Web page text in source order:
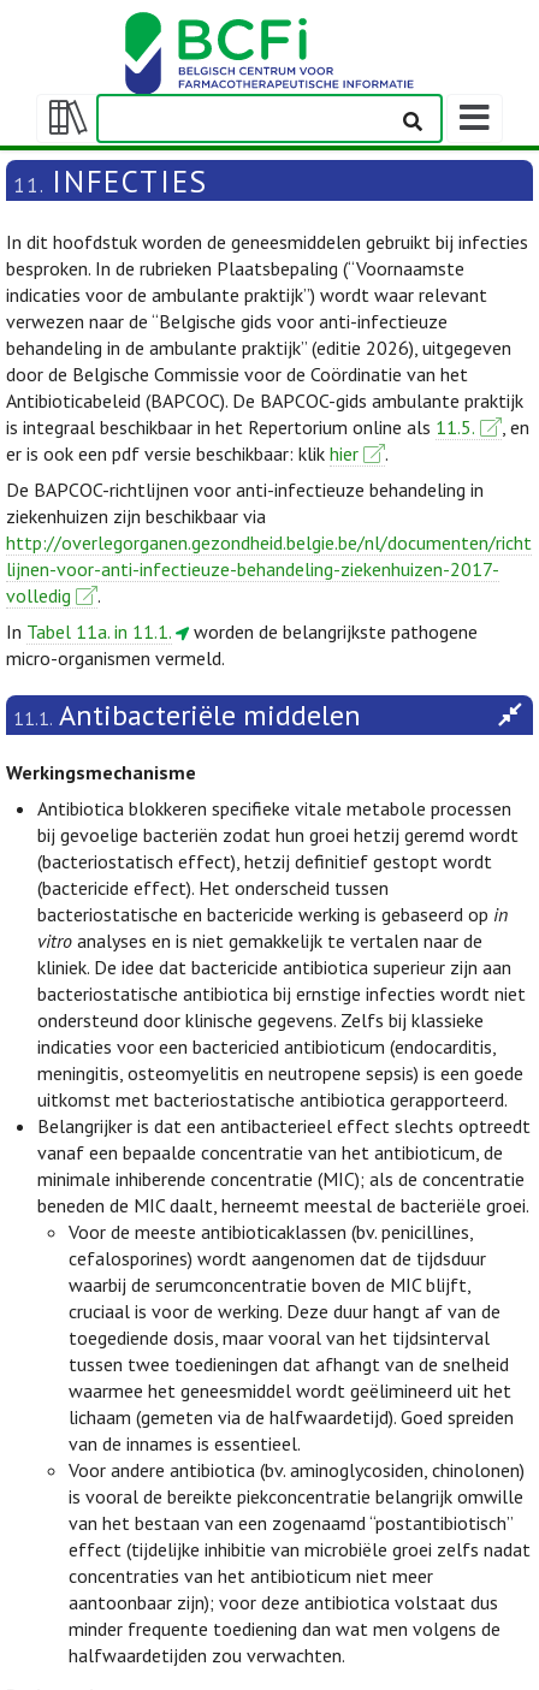
Weergeven/verbergen
inhoudstafel
11. INFECTIES
In dit hoofdstuk worden de geneesmiddelen gebruikt bij infecties
besproken. In de rubrieken Plaatsbepaling (“Voornaamste
indicaties voor de ambulante praktijk”) wordt waar relevant
verwezen naar de “Belgische gids voor anti-infectieuze
behandeling in de ambulante praktijk” (editie 2026), uitgegeven
door de Belgische Commissie voor de Coördinatie van het
Antibioticabeleid (BAPCOC). De BAPCOC-gids ambulante praktijk
is integraal beschikbaar in het Repertorium online als 11.5.
, en
er is ook een pdf versie beschikbaar: klik hier
.
De BAPCOC-richtlijnen voor anti-infectieuze behandeling in
ziekenhuizen zijn beschikbaar via
http://overlegorganen.gezondheid.belgie.be/nl/documenten/richt
lijnen-voor-anti-infectieuze-behandeling-ziekenhuizen-2017-
volledig
.
In Tabel 11a. in 11.1.
worden de belangrijkste pathogene
micro-organismen vermeld.
11.1. Antibacteriële middelen
Werkingsmechanisme
Antibiotica blokkeren specifieke vitale metabole processen
bij gevoelige bacteriën zodat hun groei hetzij geremd wordt
(bacteriostatisch effect), hetzij definitief gestopt wordt
(bactericide effect). Het onderscheid tussen
bacteriostatische en bactericide werking is gebaseerd op in
vitro analyses en is niet gemakkelijk te vertalen naar de
kliniek. De idee dat bactericide antibiotica superieur zijn aan
bacteriostatische antibiotica bij ernstige infecties wordt niet
ondersteund door klinische gegevens. Zelfs bij klassieke
indicaties voor een bactericied antibioticum (endocarditis,
meningitis, osteomyelitis en neutropene sepsis) is een goede
uitkomst met bacteriostatische antibiotica gerapporteerd.
Belangrijker is dat een antibacterieel effect slechts optreedt
vanaf een bepaalde concentratie van het antibioticum, de
minimale inhiberende concentratie (MIC); als de concentratie
beneden de MIC daalt, herneemt meestal de bacteriële groei.
Voor de meeste antibioticaklassen (bv. penicillines,
cefalosporines) wordt aangenomen dat de tijdsduur
waarbij de serumconcentratie boven de MIC blijft,
cruciaal is voor de werking. Deze duur hangt af van de
toegediende dosis, maar vooral van het tijdsinterval
tussen twee toedieningen dat afhangt van de snelheid
waarmee het geneesmiddel wordt geëlimineerd uit het
lichaam (gemeten via de halfwaardetijd). Goed spreiden
van de innames is essentieel.
Voor andere antibiotica (bv. aminoglycosiden, chinolonen)
is vooral de bereikte piekconcentratie belangrijk omwille
van het bestaan van een zogenaamd “postantibiotisch”
effect (tijdelijke inhibitie van microbiële groei zelfs nadat
concentraties van het antibioticum niet meer
aantoonbaar zijn); voor deze antibiotica volstaat dus
minder frequente toediening dan wat men volgens de
halfwaardetijden zou verwachten.